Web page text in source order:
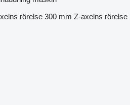
rörelse 300 mm Z-axelns rörelse